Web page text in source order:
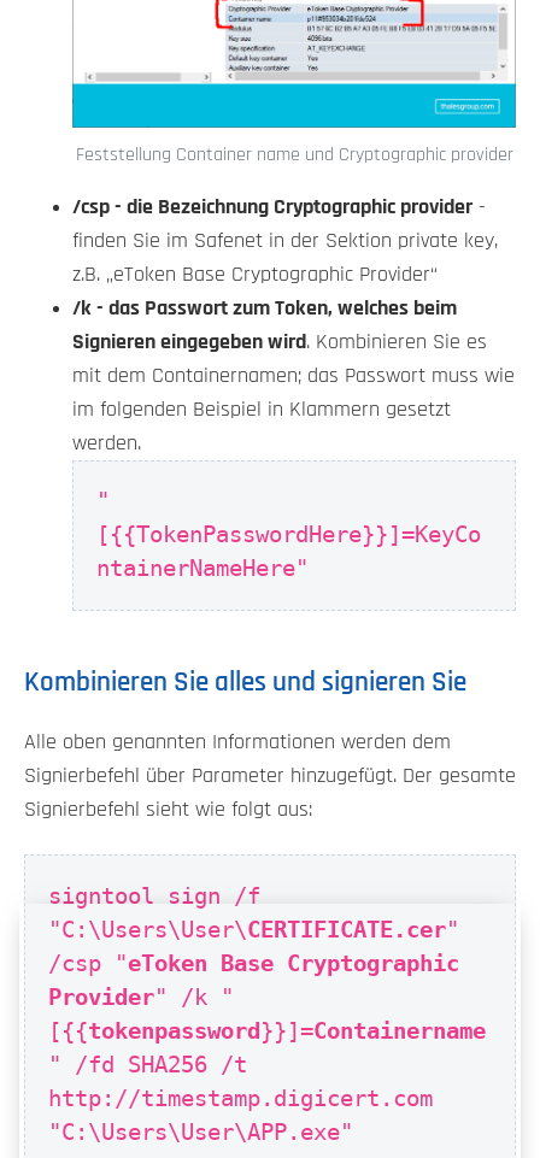
Feststellung Container name und Cryptographic provider
/csp - die Bezeichnung Cryptographic provider -
finden Sie im Safenet in der Sektion private key,
z.B. „eToken Base Cryptographic Provider“
/k - das Passwort zum Token, welches beim
Signieren eingegeben wird. Kombinieren Sie es
mit dem Containernamen; das Passwort muss wie
im folgenden Beispiel in Klammern gesetzt
werden.
"
[{{TokenPasswordHere}}]=KeyCo
ntainerNameHere"
Kombinieren Sie alles und signieren Sie
Alle oben genannten Informationen werden dem
Signierbefehl über Parameter hinzugefügt. Der gesamte
Signierbefehl sieht wie folgt aus:
signtool sign /f
"C:\Users\User\CERTIFICATE.cer"
/csp "eToken Base Cryptographic
Provider" /k "
[{{tokenpassword}}]=Containername
" /fd SHA256 /t
http://timestamp.digicert.com
"C:\Users\User\APP.exe"